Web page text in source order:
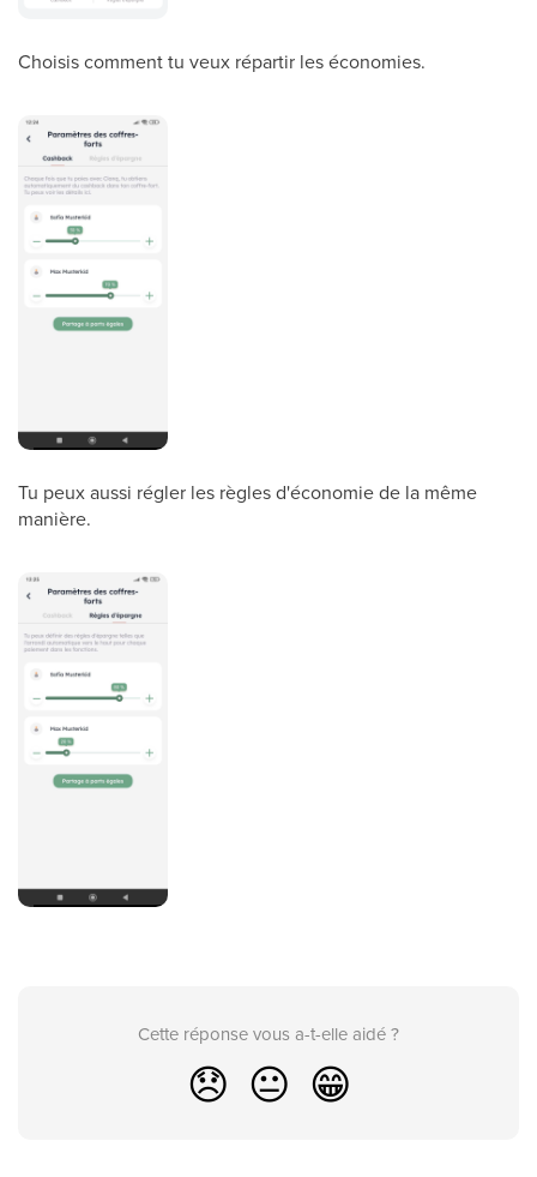
Choisis comment tu veux répartir les économies.
Tu peux aussi régler les règles d'économie de la même
manière.
Cette réponse vous a-t-elle aidé ?
😞 😐 😁